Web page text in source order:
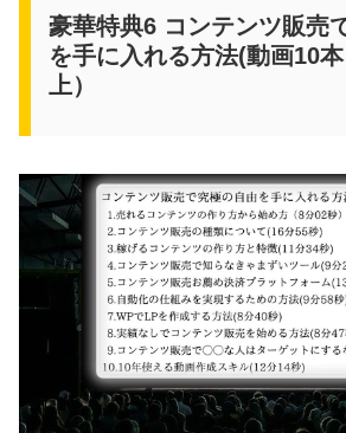
豪華特典6 コンテンツ販売
を手に入れる方法(動画10
上）